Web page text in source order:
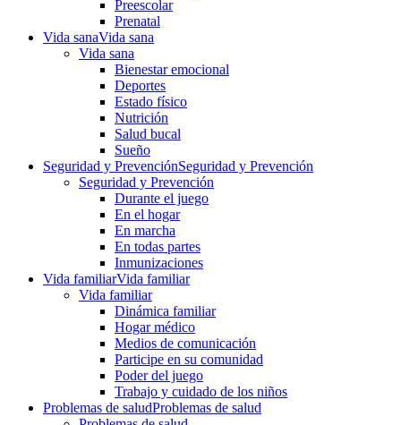
Preescolar
Prenatal
Vida sanaVida sana
Vida sana
Bienestar emocional
Deportes
Estado físico
Nutrición
Salud bucal
Sueño
Seguridad y PrevenciónSeguridad y Prevención
Seguridad y Prevención
Durante el juego
En el hogar
En marcha
En todas partes
Inmunizaciones
Vida familiarVida familiar
Vida familiar
Dinámica familiar
Hogar médico
Medios de comunicación
Participe en su comunidad
Poder del juego
Trabajo y cuidado de los niños
Problemas de saludProblemas de salud